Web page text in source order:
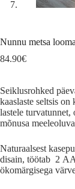
Nunnu metsa
84.90€
Seiklusrohked
kaaslaste seltsis
lastele turvatunnet,
mõnusa
Naturaalsest
disain, töötab 2
ökomärgisega